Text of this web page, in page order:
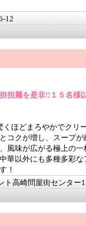
12
担麺を是非!!１５名様
ほどまろやかでクリ
コクが増し、スープが
風味が広がる極上の一
華以外にも多種多彩な
！
高崎問屋街センター